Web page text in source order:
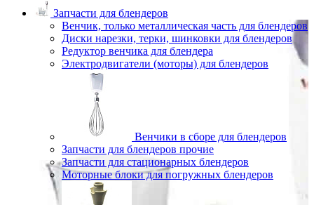
Запчасти для блендеров
Венчик, только металлическая часть для блендеров
Диски нарезки, терки, шинковки для блендеров
Редуктор венчика для блендера
Электродвигатели (моторы) для блендеров
Венчики в сборе для блендеров
Запчасти для блендеров прочие
Запчасти для стационарных блендеров
Моторные блоки для погружных блендеров